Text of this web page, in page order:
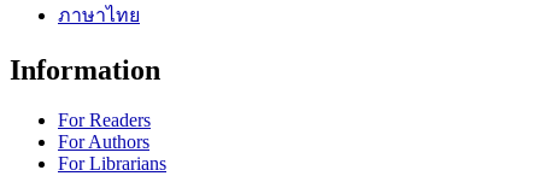
ภาษาไทย
Information
For Readers
For Authors
For Librarians